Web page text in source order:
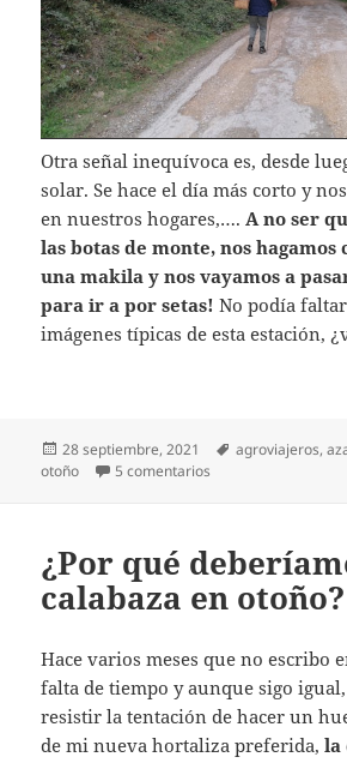
Otra señal inequívoca es, desde
solar. Se hace el día más corto y
en nuestros hogares,….A no ser
las botas de monte, nos hagamos
una makila y nos vayamos a
para ir a por setas!No podía
imágenes típicas de esta estación,
Publicado
el
28 septiembre, 2021 Etiquetas
agroviajeros,
otoño
5 comentarios
¿Por qué
calabaza en otoño?
Hace varios meses que no escribo
falta de tiempo y aunque sigo
resistir la tentación de hacer un
de mi nueva hortaliza preferida,la